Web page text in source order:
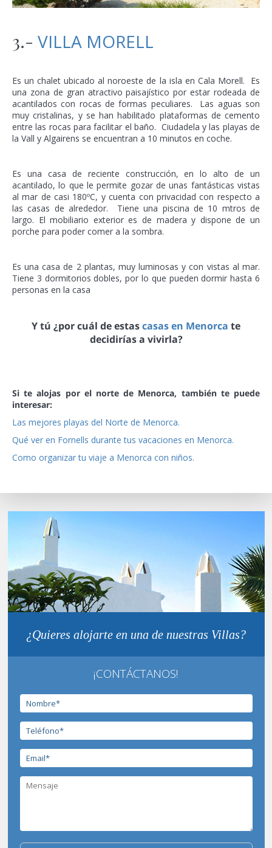
3.- VILLA MORELL
Es un chalet ubicado al noroeste de la isla en Cala Morell. Es
una zona de gran atractivo paisajístico por estar rodeada de
acantilados con rocas de formas peculiares. Las aguas son
muy cristalinas, y se han habilitado plataformas de cemento
entre las rocas para facilitar el baño. Ciudadela y las playas de
la Vall y Algairens se encuentran a 10 minutos en coche.
Es una casa de reciente construcción, en lo alto de un
acantilado, lo que le permite gozar de unas fantásticas vistas
al mar de casi 180ºC, y cuenta con privacidad con respecto a
las casas de alrededor. Tiene una piscina de 10 mtros de
largo. El mobiliario exterior es de madera y dispone de un
porche para poder comer a la sombra.
Es una casa de 2 plantas, muy luminosas y con vistas al mar.
Tiene 3 dormitorios dobles, por lo que pueden dormir hasta 6
personas en la casa
Y tú ¿por cuál de estascasas en Menorca te
decidirías a vivirla?
Si te alojas por el norte de Menorca, también te puede
interesar:
Las mejores playas del Norte de Menorca.
Qué ver en Fornells durante tus vacaciones en Menorca.
Como organizar tu viaje a Menorca con niños.
¿Quieres alojarte en una de nuestras Villas?
¡CONTÁCTANOS!